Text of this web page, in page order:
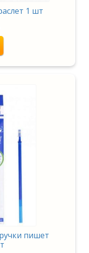
1 шт
пишет